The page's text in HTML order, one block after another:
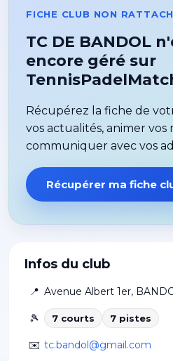
Infos du club
📍 Avenue Albert 1er,
🎾 7 courts 7 pistes
✉️ tc.bandol@gmail.com
FICHE CLUB NON
TC DE BANDOL
encore géré sur
Récupérez la fiche de
vos actualités, animer
communiquer avec vos
Récupérer ma fiche